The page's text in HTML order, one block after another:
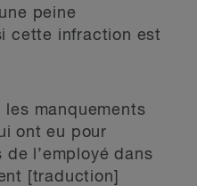
peine
cette infraction est
les manquements
ont eu pour
l’employé dans
[traduction]